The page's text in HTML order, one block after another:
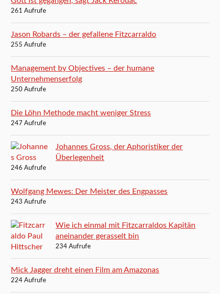
261 Aufrufe
Jason Robards – der gefallene Fitzcarraldo
255 Aufrufe
Management by Objectives – der humane
Unternehmenserfolg
250 Aufrufe
Die Löhn Methode macht weniger Stress
247 Aufrufe
Johannes Gross, der Aphoristiker der
Überlegenheit
246 Aufrufe
Wolfgang Mewes: Der Meister des Engpasses
243 Aufrufe
Wie ich einmal mit Fitzcarraldos Kapitän
aneinander gerasselt bin
234 Aufrufe
Mick Jagger dreht einen Film am Amazonas
224 Aufrufe